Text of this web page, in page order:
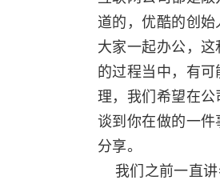
道的，优酷的创
大家一起办公，
的过程当中，有
理，我们希望在公
谈到你在做的一
分享。
我们之前一直讲